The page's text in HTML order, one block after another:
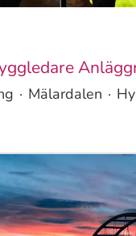
· Mälardalen ·